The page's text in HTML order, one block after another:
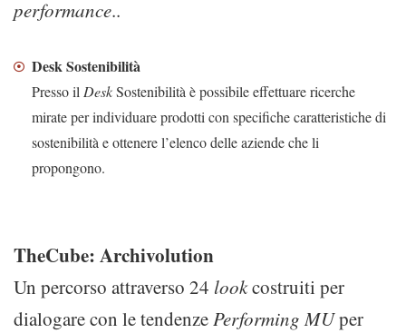
performance.​​​​​​.
Desk Sostenibilità
Presso il DeskSostenibilità è possibile effettuare ricerche
mirate per individuare prodotti con specifiche caratteristiche di
sostenibilità e ottenere l’elenco delle aziende che li
propongono.
TheCube: Archivolution
Un percorso attraverso 24 lookcostruiti per
dialogare con le tendenzePerforming MUper